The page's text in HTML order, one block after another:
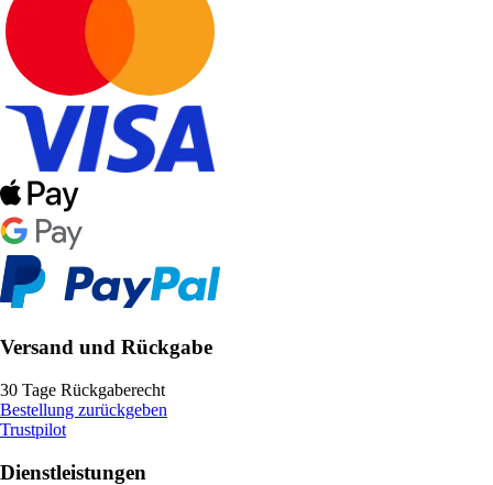
Versand und Rückgabe
30 Tage Rückgaberecht
Bestellung zurückgeben
Trustpilot
Dienstleistungen